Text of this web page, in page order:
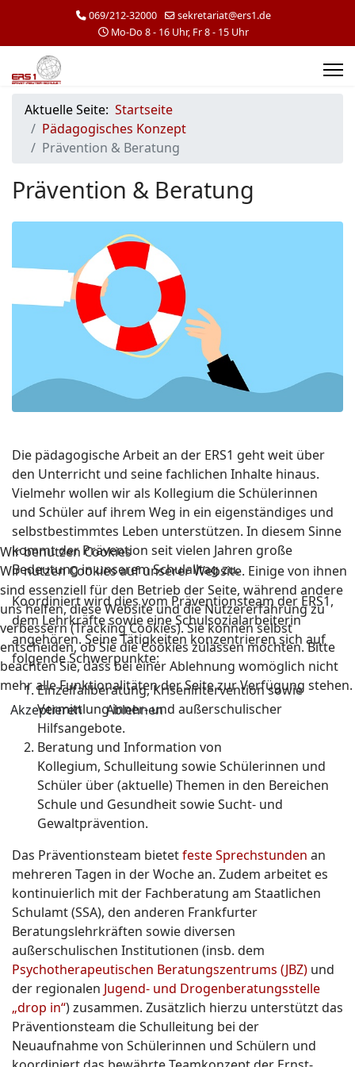
069/212-32000
sekretariat@ers1.de
Mo-Do 8 - 16 Uhr, Fr 8 - 15 Uhr
Aktuelle Seite: Startseite
Pädagogisches Konzept
Prävention & Beratung
Prävention & Beratung
Die pädagogische Arbeit an der ERS1 geht weit über
den Unterricht und seine fachlichen Inhalte hinaus.
Vielmehr wollen wir als Kollegium die Schülerinnen
und Schüler auf ihrem Weg in ein eigenständiges und
selbstbestimmtes Leben unterstützen. In diesem Sinne
kommt der Prävention seit vielen Jahren große
Bedeutung in unserem Schulalltag zu.
Koordiniert wird dies vom Präventionsteam der ERS1,
dem Lehrkräfte sowie eine Schulsozialarbeiterin
angehören. Seine Tätigkeiten konzentrieren sich auf
folgende Schwerpunkte:
Einzelfallberatung, Krisenintervention sowie
Vermittlung inner- und außerschulischer
Hilfsangebote.
Beratung und Information von
Kollegium, Schulleitung sowie Schülerinnen und
Schüler über (aktuelle) Themen in den Bereichen
Schule und Gesundheit sowie Sucht- und
Gewaltprävention.
Das Präventionsteam bietetfeste Sprechstunden an
mehreren Tagen in der Woche an. Zudem arbeitet es
kontinuierlich mit der Fachberatung am Staatlichen
Schulamt (SSA), den anderen Frankfurter
Beratungslehrkräften sowie diversen
außerschulischen Institutionen (insb. dem
Psychotherapeutischen Beratungszentrums (JBZ) und
der regionalen Jugend- und Drogenberatungsstelle
„drop in“) zusammen. Zusätzlich hierzu unterstützt das
Präventionsteam die Schulleitung bei der
Neuaufnahme von Schülerinnen und Schülern und
Wir benutzen Cookies
Wir nutzen Cookies auf unserer Website. Einige von ihnen
sind essenziell für den Betrieb der Seite, während andere
uns helfen, diese Website und die Nutzererfahrung zu
verbessern (Tracking Cookies). Sie können selbst
entscheiden, ob Sie die Cookies zulassen möchten. Bitte
beachten Sie, dass bei einer Ablehnung womöglich nicht
mehr alle Funktionalitäten der Seite zur Verfügung stehen.
Akzeptieren
Ablehnen